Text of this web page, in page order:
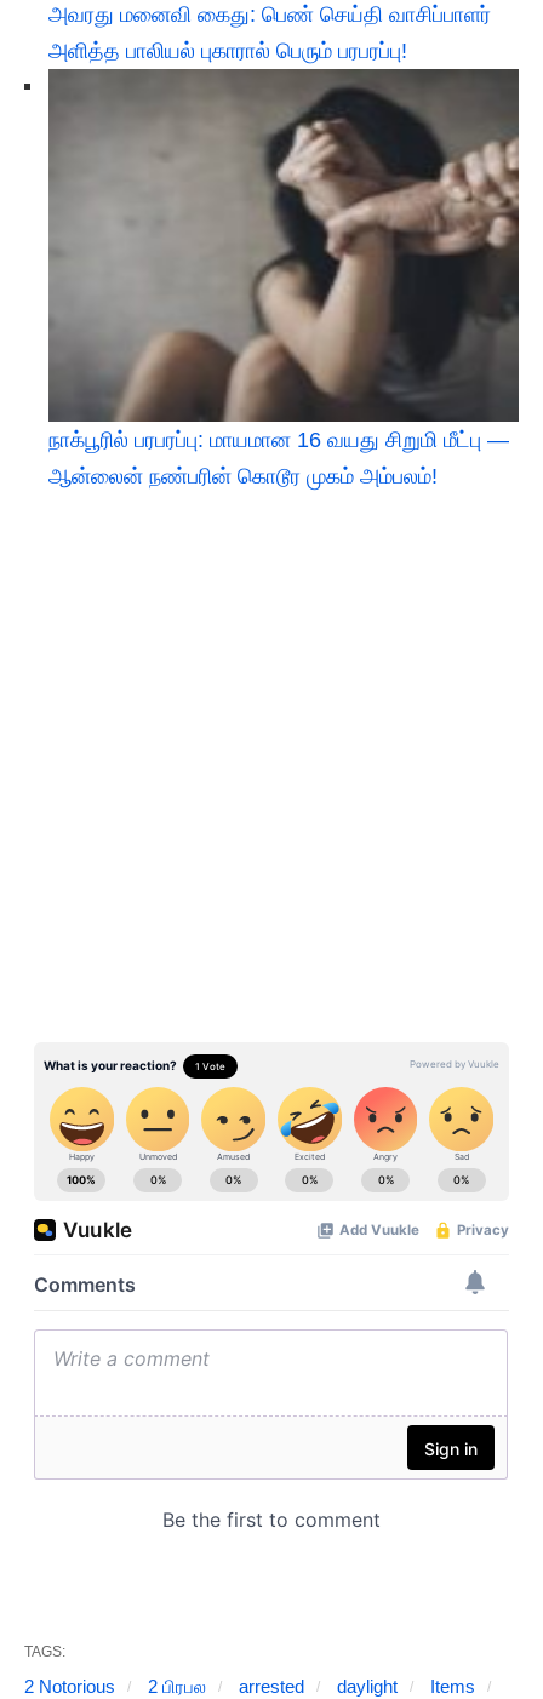
அவரது மனைவி கைது: பெண் செய்தி வாசிப்பாளர்
அளித்த பாலியல் புகாரால் பெரும் பரபரப்பு!
நாக்பூரில் பரபரப்பு: மாயமான 16 வயது சிறுமி மீட்பு —
ஆன்லைன் நண்பரின் கொடூர முகம் அம்பலம்!
TAGS:
2 Notorious 2 பிரபல arrested daylight
Items